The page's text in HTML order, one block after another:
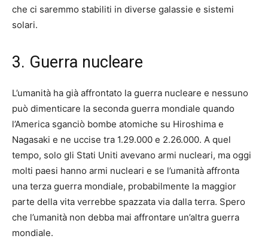
che ci saremmo stabiliti in diverse galassie e sistemi
solari.
3. Guerra nucleare
L’umanità ha già affrontato la guerra nucleare e nessuno
può dimenticare la seconda guerra mondiale quando
l’America sganciò bombe atomiche su Hiroshima e
Nagasaki e ne uccise tra 1.29.000 e 2.26.000. A quel
tempo, solo gli Stati Uniti avevano armi nucleari, ma oggi
molti paesi hanno armi nucleari e se l’umanità affronta
una terza guerra mondiale, probabilmente la maggior
parte della vita verrebbe spazzata via dalla terra. Spero
che l’umanità non debba mai affrontare un’altra guerra
mondiale.